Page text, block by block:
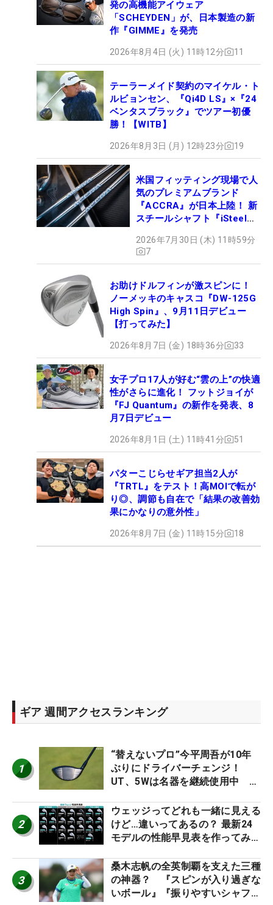
発の高機能アイウェア
「SCHEYDEN」が、日本製造の新
作『GIMME』を発売
2026年8月4日 (火) 11時12分 11
テーラーメイド契約のマイケル・ト
ルビョンセン、『Qi4D LS』×『24
ベンタスブラック』でツアー初優
勝！【WITB】
2026年8月3日 (月) 12時23分 19
米国フィッティング現場で人
気のプレミアムブランド
『ACCRA』が日本上陸！ 新
スチールシャフト『iSteel
2026年7月30日 (木) 11時59分
7
お助けドルフィンが激スピンに！
ノーメッキのキャスコ『DW-125G
High Spin』、9月11日デビュー
【打ってみた】
2026年8月7日 (金) 18時36分 33
女子プロ17人が好む“雲の上”の快適
性がさらに進化！ フットジョイが
『FJ Quantum』の新作を発表、8
月7日デビュー
2026年8月1日 (土) 11時41分 51
パターこじらせギア担当2人が
『TRTL』をテスト！高MOIで転が
り◎、調節も自在で「結果の改善効
果にかなりの意外性」
2026年8月7日 (金) 11時15分 18
ギア 週間アクセスランキング
1
“替えないプロ”今平周吾が10年
ぶりにドライバーチェンジ！
UT、5Wは名器を継続使用中 #
2
ウェッジってどれも一緒に見える
けど…違いってあるの？ 最新24
モデルの性能早見表を作ってみ
3
桑木志帆の全英制覇を支えた三種
の神器？ 『スピンが入り過ぎな
いボール』『振りやすいシャフ